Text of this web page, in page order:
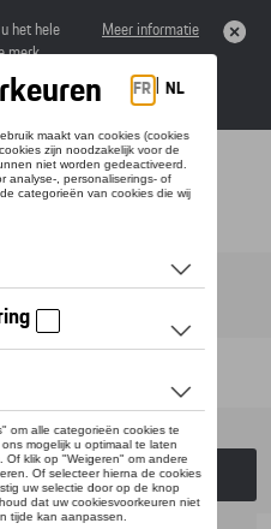
het hele
merk
Meer informatie
navigation
model